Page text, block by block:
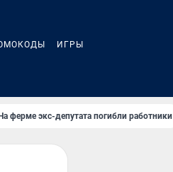
ИГРЫ
ферме экс-депутата погибли работники